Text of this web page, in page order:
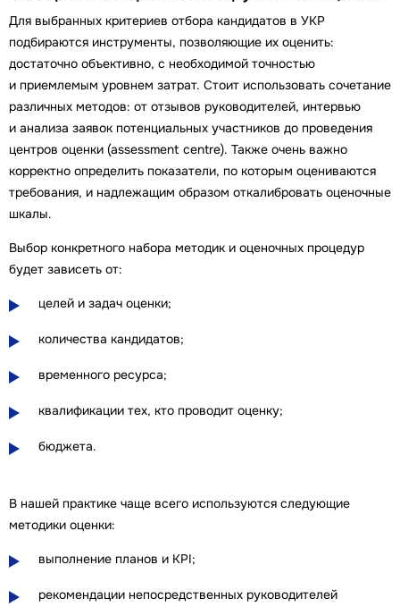
Для выбранных критериев отбора кандидатов в УКР
подбираются инструменты, позволяющие их оценить:
достаточно объективно, с необходимой точностью
и приемлемым уровнем затрат. Стоит использовать сочетание
различных методов: от отзывов руководителей, интервью
и анализа заявок потенциальных участников до проведения
центров оценки (assessment centre). Также очень важно
корректно определить показатели, по которым оцениваются
требования, и надлежащим образом откалибровать оценочные
шкалы.
Выбор конкретного набора методик и оценочных процедур
будет зависеть от:
целей и задач оценки;
количества кандидатов;
временного ресурса;
квалификации тех, кто проводит оценку;
бюджета.
В нашей практике чаще всего используются следующие
методики оценки:
выполнение планов и KPI;
рекомендации непосредственных руководителей